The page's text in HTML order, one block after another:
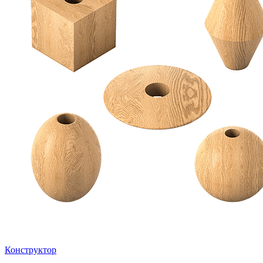
Конструктор